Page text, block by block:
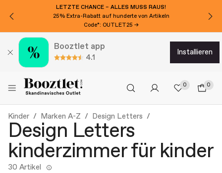
LETZTE CHANCE – ALLES MUSS RAUS!
25% Extra-Rabatt auf hunderte von Artikeln
Code*: OUTLET25 →
Booztlet app
4.1
installieren
0 0
Kinder Marken A-Z Design Letters
Design Letters
kinderzimmer für kinder
30 Artikel